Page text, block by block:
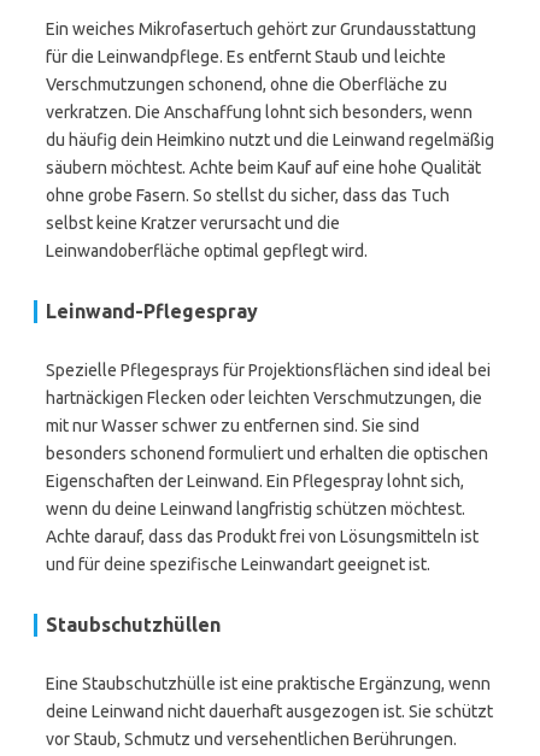
Ein weiches Mikrofasertuch gehört zur Grundausstattung
für die Leinwandpflege. Es entfernt Staub und leichte
Verschmutzungen schonend, ohne die Oberfläche zu
verkratzen. Die Anschaffung lohnt sich besonders, wenn
du häufig dein Heimkino nutzt und die Leinwand regelmäßig
säubern möchtest. Achte beim Kauf auf eine hohe Qualität
ohne grobe Fasern. So stellst du sicher, dass das Tuch
selbst keine Kratzer verursacht und die
Leinwandoberfläche optimal gepflegt wird.
Leinwand-Pflegespray
Spezielle Pflegesprays für Projektionsflächen sind ideal bei
hartnäckigen Flecken oder leichten Verschmutzungen, die
mit nur Wasser schwer zu entfernen sind. Sie sind
besonders schonend formuliert und erhalten die optischen
Eigenschaften der Leinwand. Ein Pflegespray lohnt sich,
wenn du deine Leinwand langfristig schützen möchtest.
Achte darauf, dass das Produkt frei von Lösungsmitteln ist
und für deine spezifische Leinwandart geeignet ist.
Staubschutzhüllen
Eine Staubschutzhülle ist eine praktische Ergänzung, wenn
deine Leinwand nicht dauerhaft ausgezogen ist. Sie schützt
vor Staub, Schmutz und versehentlichen Berührungen.